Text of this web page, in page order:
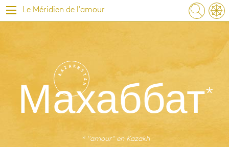
Le Méridien de l'amour
Махаббат
K
A
Z A KH
S
T
A
N
* "amour" en Kazakh